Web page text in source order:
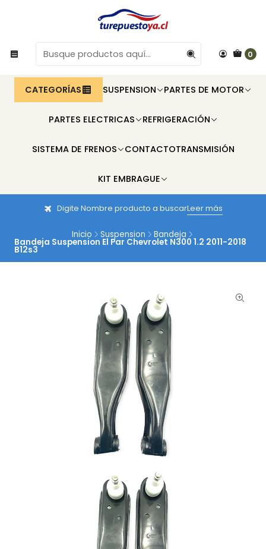
0
CATEGORÍAS SUSPENSION PARTES DE MOTOR
PARTES ELECTRICAS REFRIGERACIÓN
SISTEMA DE FRENOS CONTACTOTRANSMISIÓN
KIT EMBRAGUE
Digite Nombre producto a buscarLeer más
Inicio Suspension Bandeja
Bandeja Suspension El Par Chevrolet N300 1.2 2011-2018
B12s3